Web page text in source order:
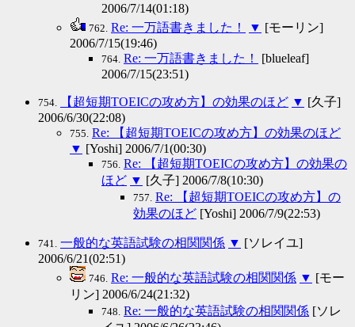
2006/7/14(01:18)
762. Re: 一万語書きました！ ▼ [モーリン]
2006/7/15(19:46)
764. Re: 一万語書きました！
[blueleaf]
2006/7/15(23:51)
754. 【超短期TOEICの攻め方】の効果のほど ▼ [久子]
2006/6/30(22:08)
755. Re: 【超短期TOEICの攻め方】の効果のほど
▼ [Yoshi] 2006/7/1(00:30)
756. Re: 【超短期TOEICの攻め方】の効果の
ほど ▼ [久子] 2006/7/8(10:30)
757. Re: 【超短期TOEICの攻め方】の
効果のほど [Yoshi] 2006/7/9(22:53)
741. 一般的な英語試験の相関関係 ▼ [ソレイユ]
2006/6/21(02:51)
746. Re: 一般的な英語試験の相関関係 ▼ [モー
リン] 2006/6/24(21:32)
748. Re: 一般的な英語試験の相関関係 [ソレ